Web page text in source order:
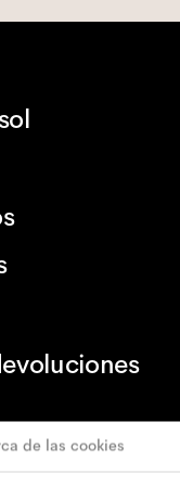
de las cookies